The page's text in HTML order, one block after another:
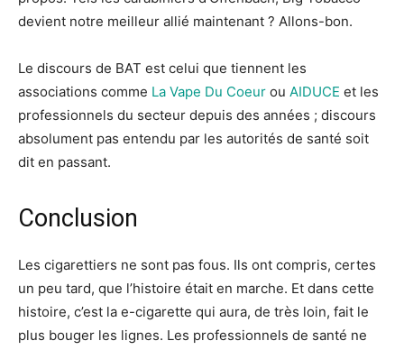
devient notre meilleur allié maintenant ? Allons-bon.
Le discours de BAT est celui que tiennent les
associations comme La Vape Du Coeur ou AIDUCE et les
professionnels du secteur depuis des années ; discours
absolument pas entendu par les autorités de santé soit
dit en passant.
Conclusion
Les cigarettiers ne sont pas fous. Ils ont compris, certes
un peu tard, que l’histoire était en marche. Et dans cette
histoire, c’est la e-cigarette qui aura, de très loin, fait le
plus bouger les lignes. Les professionnels de santé ne